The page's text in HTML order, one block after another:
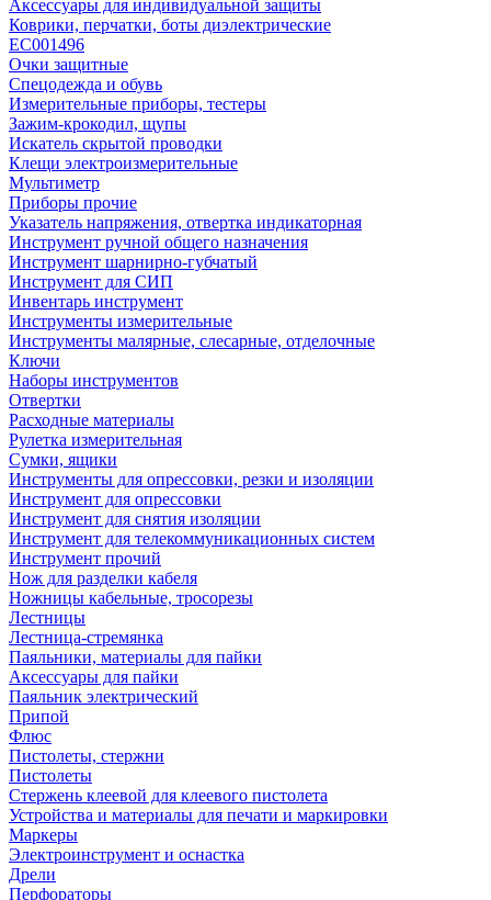
Аксессуары для индивидуальной защиты
Коврики, перчатки, боты диэлектрические
EC001496
Очки защитные
Спецодежда и обувь
Измерительные приборы, тестеры
Зажим-крокодил, щупы
Искатель скрытой проводки
Клещи электроизмерительные
Мультиметр
Приборы прочие
Указатель напряжения, отвертка индикаторная
Инструмент ручной общего назначения
Инструмент шарнирно-губчатый
Инструмент для СИП
Инвентарь инструмент
Инструменты измерительные
Инструменты малярные, слесарные, отделочные
Ключи
Наборы инструментов
Отвертки
Расходные материалы
Рулетка измерительная
Сумки, ящики
Инструменты для опрессовки, резки и изоляции
Инструмент для опрессовки
Инструмент для снятия изоляции
Инструмент для телекоммуникационных систем
Инструмент прочий
Нож для разделки кабеля
Ножницы кабельные, тросорезы
Лестницы
Лестница-стремянка
Паяльники, материалы для пайки
Аксессуары для пайки
Паяльник электрический
Припой
Флюс
Пистолеты, стержни
Пистолеты
Стержень клеевой для клеевого пистолета
Устройства и материалы для печати и маркировки
Маркеры
Электроинструмент и оснастка
Дрели
Перфораторы